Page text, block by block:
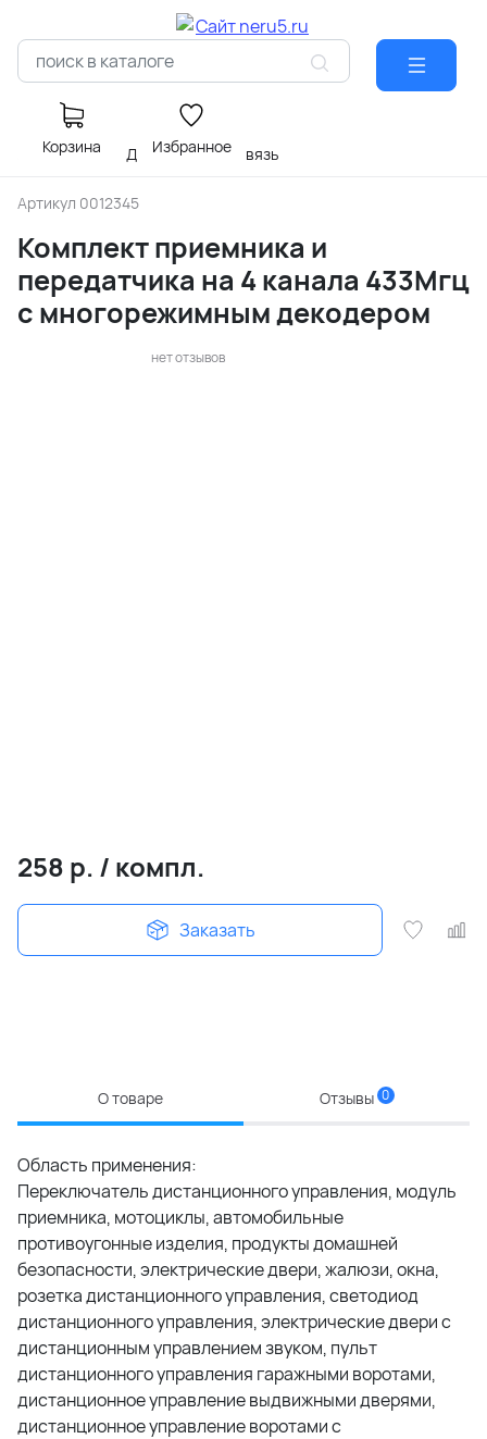
Корзина Избранное
Главная МОДУЛИ радиосвязь
Артикул 0012345
Комплект приемника и
передатчика на 4 канала 433Мгц
с многорежимным декодером
нет отзывов
258 р. / компл.
Заказать
О товаре Отзывы 0
Область применения:
Переключатель дистанционного управления, модуль
приемника, мотоциклы, автомобильные
противоугонные изделия, продукты домашней
безопасности, электрические двери, жалюзи, окна,
розетка дистанционного управления, светодиод
дистанционного управления, электрические двери с
дистанционным управлением звуком, пульт
дистанционного управления гаражными воротами,
дистанционное управление выдвижными дверями,
дистанционное управление воротами с